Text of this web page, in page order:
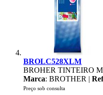
BROLC528XLM
BROHER TINTEIRO
Marca: BROTHER |
Preço sob consulta